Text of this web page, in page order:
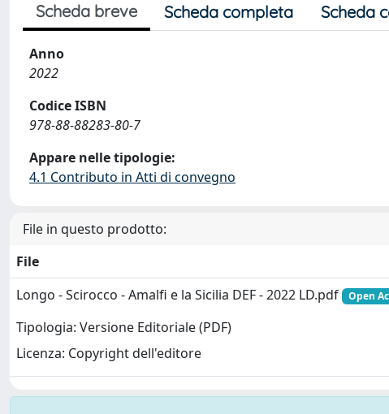
Scheda breve Scheda completa Scheda
Anno
2022
Codice ISBN
978-88-88283-80-7
Appare nelle tipologie:
4.1 Contributo in Atti di convegno
File in questo prodotto:
File
Longo - Scirocco - Amalfi e la Sicilia DEF - 2022 LD.pdf
Open
Tipologia: Versione Editoriale (PDF)
Licenza: Copyright dell'editore